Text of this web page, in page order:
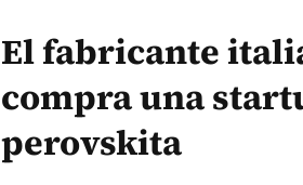
El fabricante
compra una
perovskita